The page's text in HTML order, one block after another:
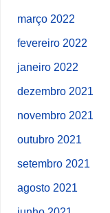
março 2022
fevereiro 2022
janeiro 2022
dezembro 2021
novembro 2021
outubro 2021
setembro 2021
agosto 2021